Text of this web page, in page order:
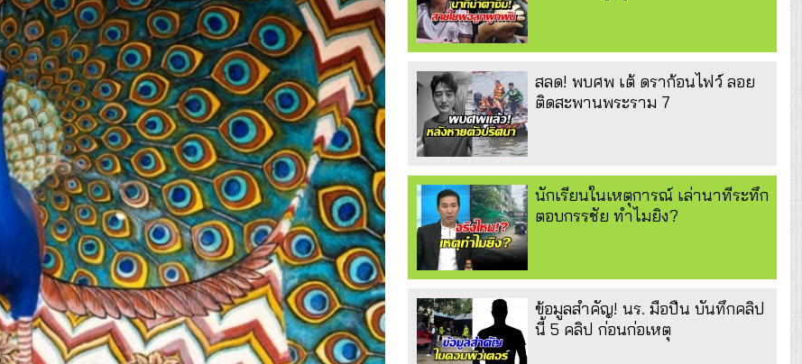
สลด! พบศพ เต้ ดราก้อนไฟว์ ลอย
ติดสะพานพระราม 7
นักเรียนในเหตุการณ์ เล่านาทีระทึก
ตอบกรรชัย ทำไมยิง?
ข้อมูลสำคัญ! นร. มือปืน บันทึกคลิป
นี้ 5 คลิป ก่อนก่อเหตุ